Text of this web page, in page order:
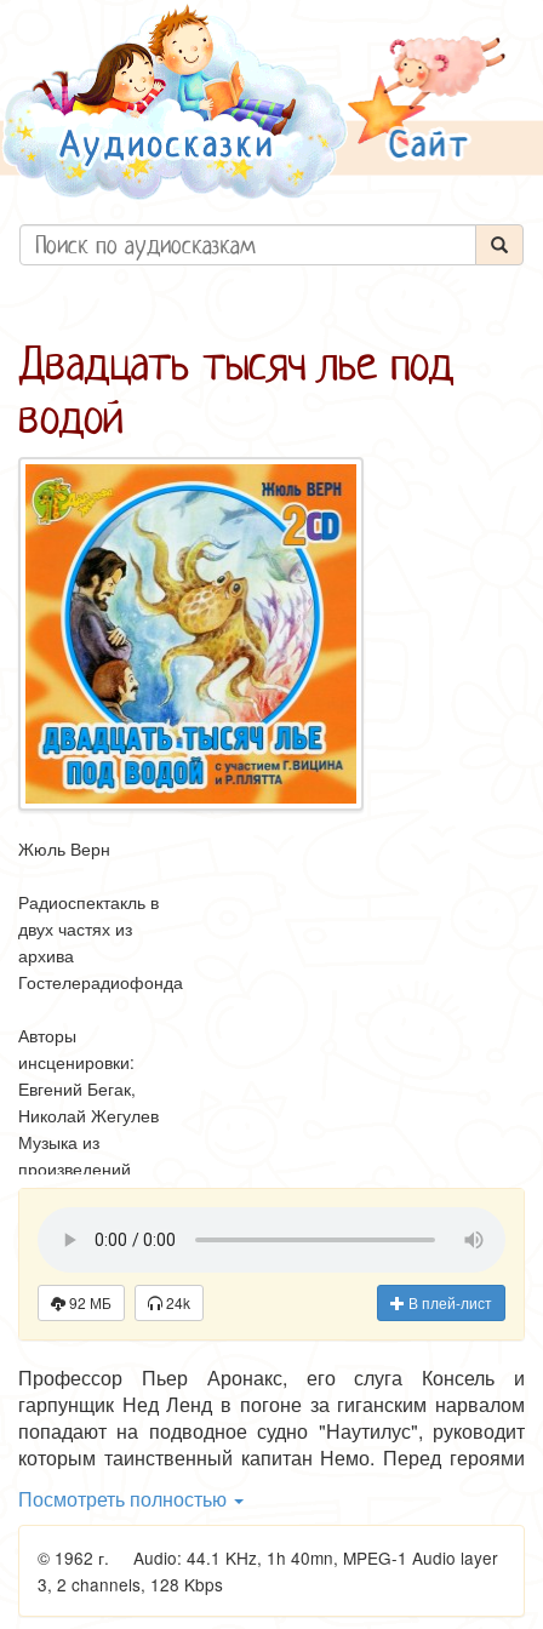
Двадцать тысяч лье под
водой
Жюль Верн
Радиоспектакль в
двух частях из
архива
Гостелерадиофонда
Авторы
инсценировки:
Евгений Бегак,
Николай Жегулев
Музыка из
произведений
французских
Симфонический
Пятигорского
Режиссер: Николай
Звукооператоры:
Николаева,
Клочкова
Редактор:
Александр Дитрих
и исполнители:
Профессор Аронакс
- Леонид Топчиев
92 МБ 24k В плей-лист
Профессор Пьер Аронакс, его слуга Консель и
гарпунщик Нед Ленд в погоне за гиганским нарвалом
попадают на подводное судно "Наутилус", руководит
которым таинственный капитан Немо. Перед героями
южных и северных морей. Они высаживаются на
Южный полюс, путешествуют по морскому дну,
охотятся в подводных лесах и сражаются со
страшными представителями водной стихии. Как
поведут себя герои в дальнейшем... слушайте
Посмотреть полностью
© 1962 г. Audio: 44.1 KHz, 1h 40mn, MPEG-1 Audio layer
3, 2 channels, 128 Kbps